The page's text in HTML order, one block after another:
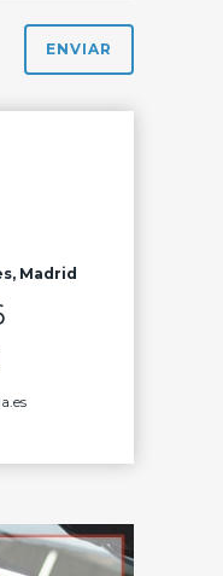
Madrid